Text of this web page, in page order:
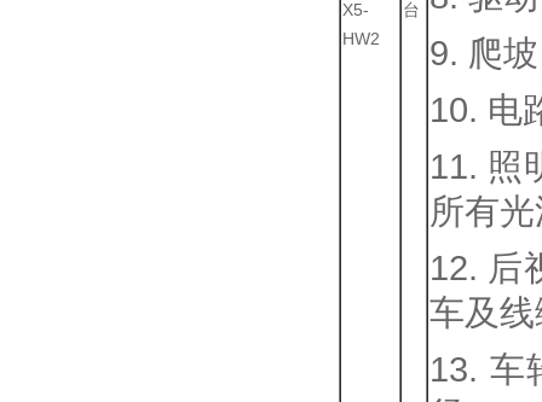
X5-
HW2
台
9. 爬
10. 电
11. 照
所有
12. 后
车及
13. 车